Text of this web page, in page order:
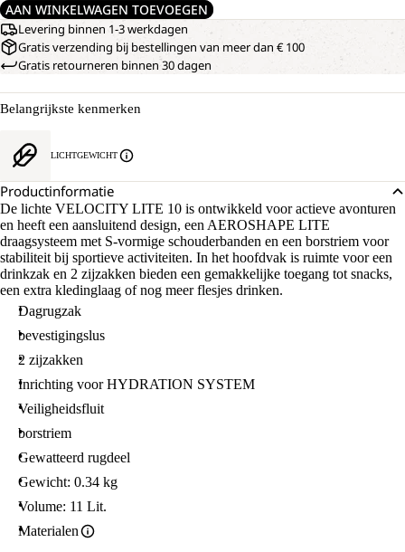
AAN WINKELWAGEN TOEVOEGEN
Levering binnen 1-3 werkdagen
Gratis verzending bij bestellingen van meer dan € 100
Gratis retourneren binnen 30 dagen
Belangrijkste kenmerken
LICHTGEWICHT
Productinformatie
De lichte VELOCITY LITE 10 is ontwikkeld voor actieve avonturen
en heeft een aansluitend design, een AEROSHAPE LITE
draagsysteem met S-vormige schouderbanden en een borstriem voor
stabiliteit bij sportieve activiteiten. In het hoofdvak is ruimte voor een
drinkzak en 2 zijzakken bieden een gemakkelijke toegang tot snacks,
een extra kledinglaag of nog meer flesjes drinken.
Dagrugzak
bevestigingslus
2 zijzakken
Inrichting voor HYDRATION SYSTEM
Veiligheidsfluit
borstriem
Gewatteerd rugdeel
Gewicht: 0.34 kg
Volume: 11 Lit.
Materialen